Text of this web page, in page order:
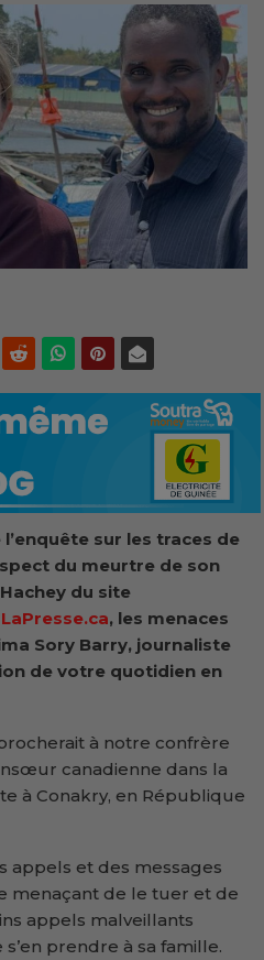
sur les traces de
du meurtre de son
du site
LaPresse.ca, les menaces
Sory Barry, journaliste
de votre quotidien en
à notre confrère
canadienne dans la
à Conakry, en République
appels et des messages
menaçant de le tuer et de
appels malveillants
prendre à sa famille.